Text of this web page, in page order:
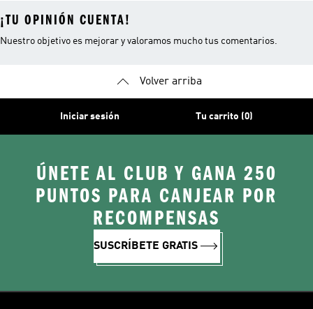
¡TU OPINIÓN CUENTA!
Nuestro objetivo es mejorar y valoramos mucho tus comentarios.
Volver arriba
Iniciar sesión Tu carrito (0)
ÚNETE AL CLUB Y GANA 250
PUNTOS PARA CANJEAR POR
RECOMPENSAS
SUSCRÍBETE GRATIS